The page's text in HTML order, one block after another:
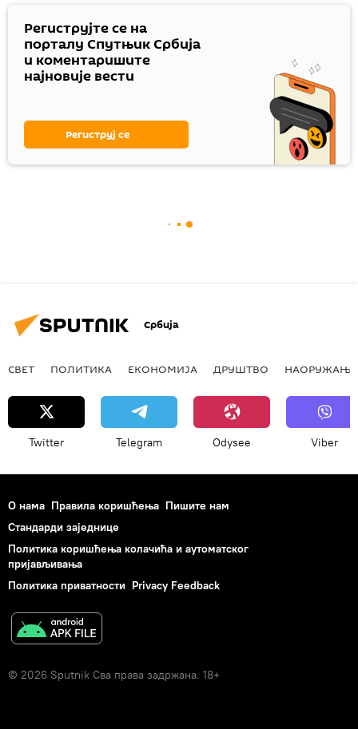
Региструјте се на
порталу Спутњик Србија
и коментаришите
најновије вести
Региструј се
Србија
СВЕТ ПОЛИТИКА ЕКОНОМИЈА ДРУШТВО НАОРУЖАЊЕ
Twitter Telegram Odysee Viber
О нама Правила коришћења Пишите нам
Стандарди заједнице
Политика коришћења колачића и аутоматског
пријављивања
Политика приватности Privacy Feedback
© 2026 Sputnik Сва права задржана. 18+